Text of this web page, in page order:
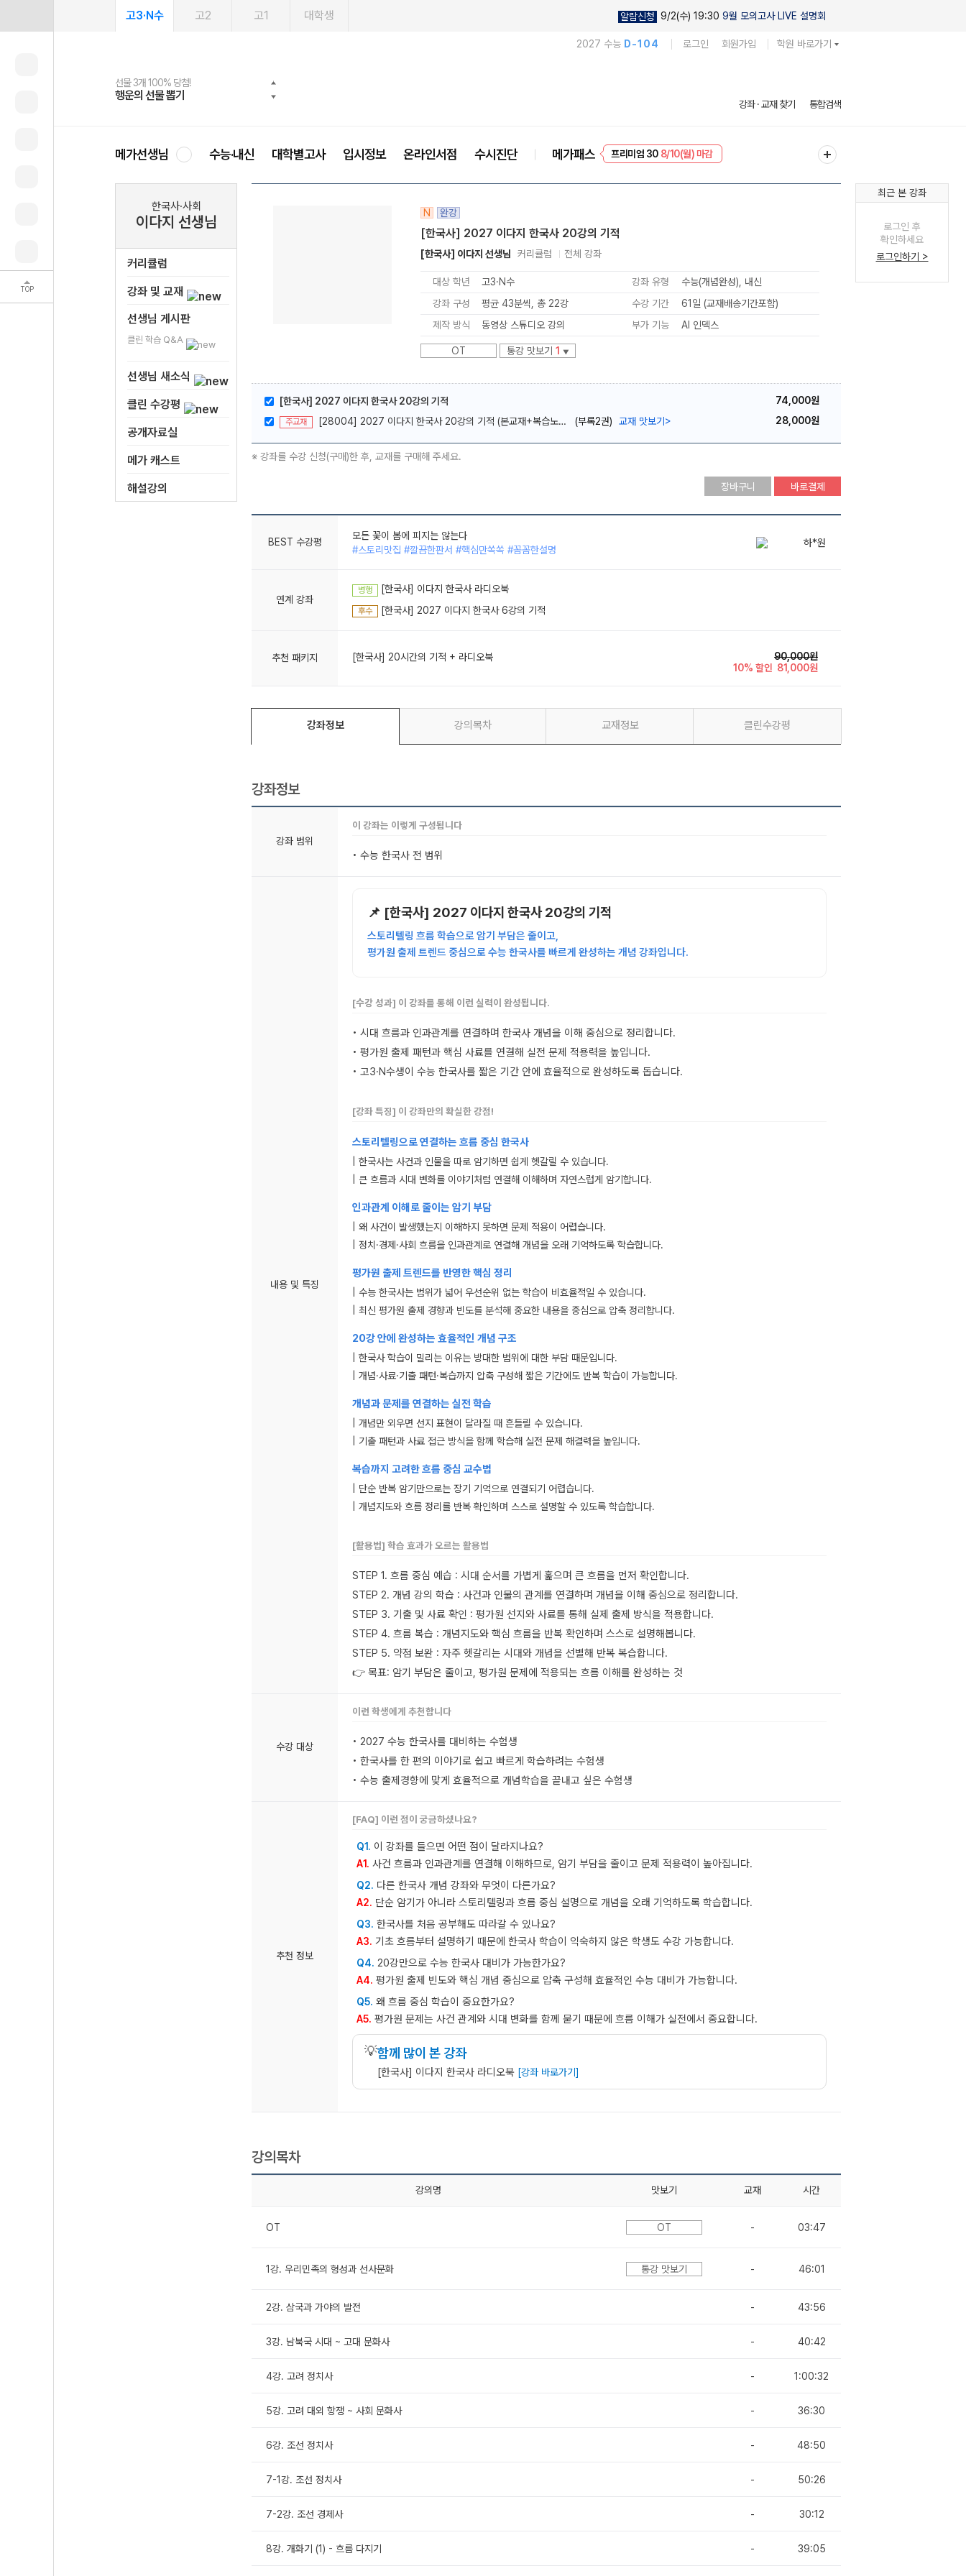
TOP
고3·N수 고2 고1 대학생 알람신청 9/2(수) 19:30 9월 모의고사 LIVE 설명회
2027 수능 D-104 로그인 회원가입 학원 바로가기
선물 3개 100% 당첨!
행운의 선물 뽑기
선물 100% 증정!
메가스터디 X 올리브
여름방학 스터디 캐시백
메가런 썸머스쿨
2027 러셀 단과
강사 공개선발
스마트러닝앱
설문 EVENT
메가패스
3일 무료 체험권
메가패스 수강생 무료혜택!
메가클럽 멤버십
사회공헌 캠페인
희망이룸 메가나눔
강좌 · 교재 찾기 통합검색
메가선생님 수능·내신 대학별고사 입시정보 온라인서점 수시진단 메가패스
프리미엄 30 8/10(월) 마감
한국사·사회
이다지 선생님
커리큘럼
강좌 및 교재
선생님 게시판
클린 학습 Q&A
선생님 새소식
클린 수강평
공개자료실
메가 캐스트
해설강의
N 완강
[한국사] 2027 이다지 한국사 20강의 기적
[한국사] 이다지 선생님 커리큘럼 전체 강좌
대상 학년 고3·N수 강좌 유형
수능(개념완성), 내신
강좌 구성
평균 43분씩, 총 22강 수강 기간
61일 (교재배송기간포함)
제작 방식
동영상 스튜디오 강의 부가 기능 AI 인덱스
OT 통강 맛보기 1 ▼
[한국사] 2027 이다지 한국사 20강의 기적 74,000원
주교재 [28004] 2027 이다지 한국사 20강의 기적 (본교재+복습노트+요약노트) (부록2권) 교재 맛보기 > 28,000원
※ 강좌를 수강 신청(구매)한 후, 교재를 구매해 주세요.
장바구니 바로결제
BEST 수강평
하*원
이다지쌤 한국사 사랑해요
#깔끔한판서 #핵심만쏙쏙 #기억이잘나는 #노베도가능
이*준
연계 강좌
병행 [한국사] 이다지 한국사 라디오북
후수 [한국사] 2027 이다지 한국사 6강의 기적
추천 패키지 [한국사] 20시간의 기적 + 라디오북
90,000원
10% 할인 81,000원
강좌정보 강의목차 교재정보 클린수강평
강좌정보
강좌 범위
이 강좌는 이렇게 구성됩니다
• 수능 한국사 전 범위
내용 및 특징
📌 [한국사] 2027 이다지 한국사 20강의 기적
스토리텔링 흐름 학습으로 암기 부담은 줄이고,
평가원 출제 트렌드 중심으로 수능 한국사를 빠르게 완성하는 개념 강좌입니다.
[수강 성과] 이 강좌를 통해 이런 실력이 완성됩니다.
• 시대 흐름과 인과관계를 연결하며 한국사 개념을 이해 중심으로 정리합니다.
• 평가원 출제 패턴과 핵심 사료를 연결해 실전 문제 적용력을 높입니다.
• 고3·N수생이 수능 한국사를 짧은 기간 안에 효율적으로 완성하도록 돕습니다.
[강좌 특징] 이 강좌만의 확실한 강점!
스토리텔링으로 연결하는 흐름 중심 한국사
| 한국사는 사건과 인물을 따로 암기하면 쉽게 헷갈릴 수 있습니다.
| 큰 흐름과 시대 변화를 이야기처럼 연결해 이해하며 자연스럽게 암기합니다.
인과관계 이해로 줄이는 암기 부담
| 왜 사건이 발생했는지 이해하지 못하면 문제 적용이 어렵습니다.
| 정치·경제·사회 흐름을 인과관계로 연결해 개념을 오래 기억하도록 학습합니다.
평가원 출제 트렌드를 반영한 핵심 정리
| 수능 한국사는 범위가 넓어 우선순위 없는 학습이 비효율적일 수 있습니다.
| 최신 평가원 출제 경향과 빈도를 분석해 중요한 내용을 중심으로 압축 정리합니다.
20강 안에 완성하는 효율적인 개념 구조
| 한국사 학습이 밀리는 이유는 방대한 범위에 대한 부담 때문입니다.
| 개념·사료·기출 패턴·복습까지 압축 구성해 짧은 기간에도 반복 학습이 가능합니다.
개념과 문제를 연결하는 실전 학습
| 개념만 외우면 선지 표현이 달라질 때 흔들릴 수 있습니다.
| 기출 패턴과 사료 접근 방식을 함께 학습해 실전 문제 해결력을 높입니다.
복습까지 고려한 흐름 중심 교수법
| 단순 반복 암기만으로는 장기 기억으로 연결되기 어렵습니다.
| 개념지도와 흐름 정리를 반복 확인하며 스스로 설명할 수 있도록 학습합니다.
[활용법] 학습 효과가 오르는 활용법
STEP 1. 흐름 중심 예습 : 시대 순서를 가볍게 훑으며 큰 흐름을 먼저 확인합니다.
STEP 2. 개념 강의 학습 : 사건과 인물의 관계를 연결하며 개념을 이해 중심으로 정리합니다.
STEP 3. 기출 및 사료 확인 : 평가원 선지와 사료를 통해 실제 출제 방식을 적용합니다.
STEP 4. 흐름 복습 : 개념지도와 핵심 흐름을 반복 확인하며 스스로 설명해봅니다.
STEP 5. 약점 보완 : 자주 헷갈리는 시대와 개념을 선별해 반복 복습합니다.
👉 목표: 암기 부담은 줄이고, 평가원 문제에 적용되는 흐름 이해를 완성하는 것
수강 대상
이런 학생에게 추천합니다
• 2027 수능 한국사를 대비하는 수험생
• 한국사를 한 편의 이야기로 쉽고 빠르게 학습하려는 수험생
• 수능 출제경향에 맞게 효율적으로 개념학습을 끝내고 싶은 수험생
추천 정보
[FAQ] 이런 점이 궁금하셨나요?
Q1. 이 강좌를 들으면 어떤 점이 달라지나요?
A1. 사건 흐름과 인과관계를 연결해 이해하므로, 암기 부담을 줄이고 문제 적용력이 높아집니다.
Q2. 다른 한국사 개념 강좌와 무엇이 다른가요?
A2. 단순 암기가 아니라 스토리텔링과 흐름 중심 설명으로 개념을 오래 기억하도록 학습합니다.
Q3. 한국사를 처음 공부해도 따라갈 수 있나요?
A3. 기초 흐름부터 설명하기 때문에 한국사 학습이 익숙하지 않은 학생도 수강 가능합니다.
Q4. 20강만으로 수능 한국사 대비가 가능한가요?
A4. 평가원 출제 빈도와 핵심 개념 중심으로 압축 구성해 효율적인 수능 대비가 가능합니다.
Q5. 왜 흐름 중심 학습이 중요한가요?
A5. 평가원 문제는 사건 관계와 시대 변화를 함께 묻기 때문에 흐름 이해가 실전에서 중요합니다.
💡함께 많이 본 강좌
[한국사] 이다지 한국사 라디오북 [강좌 바로가기]
강의목차
강의명 맛보기 교재 시간
OT OT - 03:47
1강. 우리민족의 형성과 선사문화 통강 맛보기 - 46:01
2강. 삼국과 가야의 발전 - 43:56
3강. 남북국 시대 ~ 고대 문화사 - 40:42
4강. 고려 정치사 - 1:00:32
5강. 고려 대외 항쟁 ~ 사회 문화사 - 36:30
6강. 조선 정치사 - 48:50
7-1강. 조선 정치사 - 50:26
7-2강. 조선 경제사 - 30:12
8강. 개화기 (1) - 흐름 다지기 - 39:05
최근 본 강좌
로그인 후
확인하세요
로그인하기 >